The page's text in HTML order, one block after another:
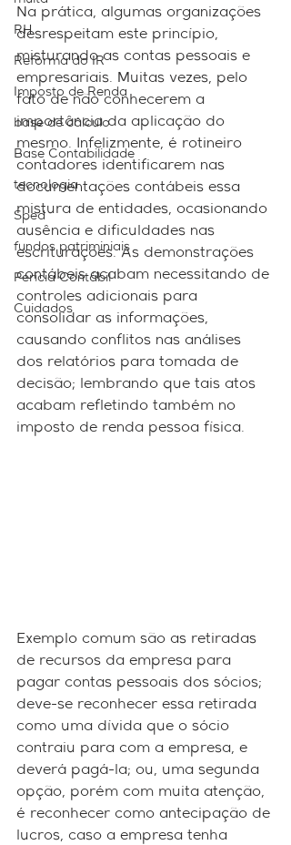
RH
Reforma do IR
Imposto de Renda
base de cálculo
Base Contabilidade
tecnologia
Sped
fundos patriminiais
Perícia Contábil
Cuidados
Na prática, algumas organizações
desrespeitam este princípio,
misturando as contas pessoais e
empresariais. Muitas vezes, pelo
fato de não conhecerem a
importância da aplicação do
mesmo. Infelizmente, é rotineiro
contadores identificarem nas
documentações contábeis essa
mistura de entidades, ocasionando
ausência e dificuldades nas
escriturações. As demonstrações
contábeis acabam necessitando de
controles adicionais para
consolidar as informações,
causando conflitos nas análises
dos relatórios para tomada de
decisão; lembrando que tais atos
acabam refletindo também no
imposto de renda pessoa física.
Exemplo comum são as retiradas
de recursos da empresa para
pagar contas pessoais dos sócios;
deve-se reconhecer essa retirada
como uma dívida que o sócio
contraiu para com a empresa, e
deverá pagá-la; ou, uma segunda
opção, porém com muita atenção,
é reconhecer como antecipação de
lucros, caso a empresa tenha